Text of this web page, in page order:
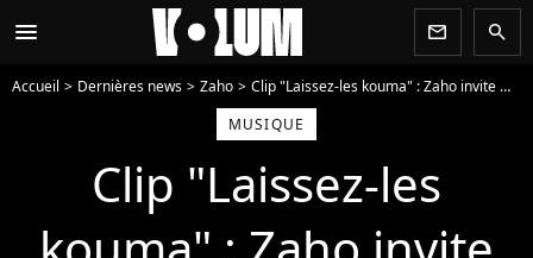
menu newsletter search
Accueil Dernières news Zaho
Clip "Laissez-les kouma" : Zaho invite MHD à danser pour oublier les haters ?
MUSIQUE
Clip "Laissez-les